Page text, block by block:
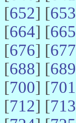
[652] [653
[664] [665
[676] [677
[688] [689
[700] [701
[712] [713